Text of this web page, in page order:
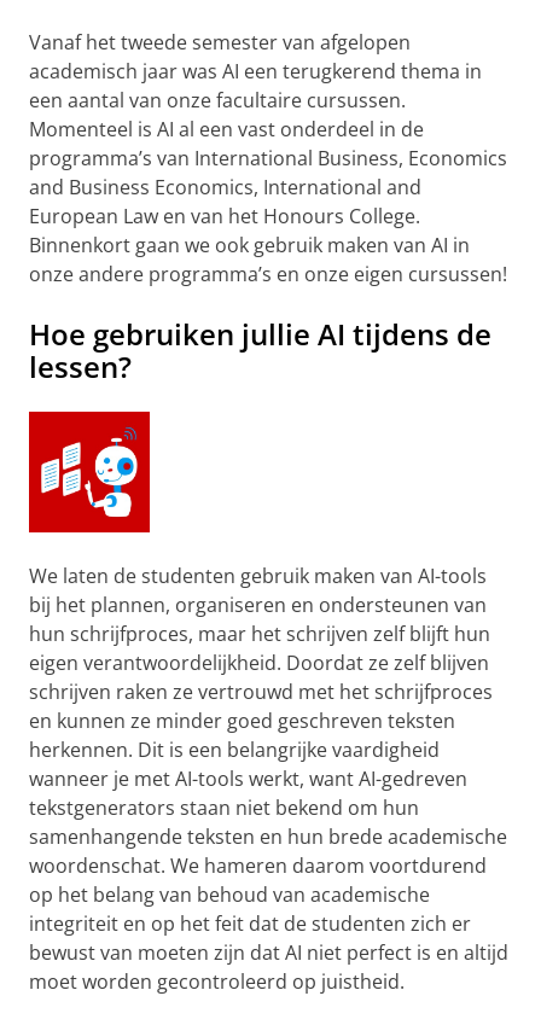
Vanaf het tweede semester van afgelopen
academisch jaar was AI een terugkerend thema in
een aantal van onze facultaire cursussen.
Momenteel is AI al een vast onderdeel in de
programma’s van International Business, Economics
and Business Economics, International and
European Law en van het Honours College.
Binnenkort gaan we ook gebruik maken van AI in
onze andere programma’s en onze eigen cursussen!
Hoe gebruiken jullie AI tijdens de
lessen?
We laten de studenten gebruik maken van AI-tools
bij het plannen, organiseren en ondersteunen van
hun schrijfproces, maar het schrijven zelf blijft hun
eigen verantwoordelijkheid. Doordat ze zelf blijven
schrijven raken ze vertrouwd met het schrijfproces
en kunnen ze minder goed geschreven teksten
herkennen. Dit is een belangrijke vaardigheid
wanneer je met AI-tools werkt, want AI-gedreven
tekstgenerators staan niet bekend om hun
samenhangende teksten en hun brede academische
woordenschat. We hameren daarom voortdurend
op het belang van behoud van academische
integriteit en op het feit dat de studenten zich er
bewust van moeten zijn dat AI niet perfect is en altijd
moet worden gecontroleerd op juistheid.